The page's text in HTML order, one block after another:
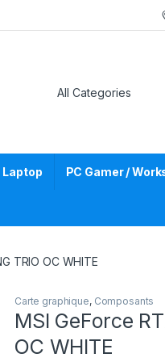
Laptop PC Gamer /
TRIO OC WHITE
Carte graphique, Composants
MSI GeForce
OC WHITE